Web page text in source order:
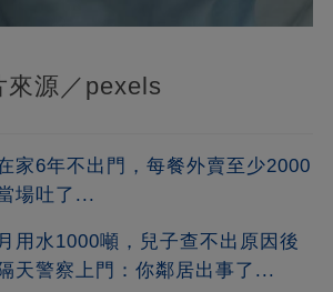
來源／pexels
家6年不出門，每餐外賣至少2000
場吐了...
用水1000噸，兒子查不出原因後
天警察上門：你鄰居出事了...